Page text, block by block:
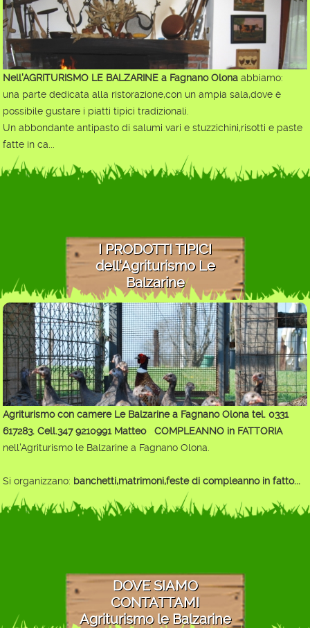
Nell'AGRITURISMO LE BALZARINE a Fagnano Olona abbiamo:
una parte dedicata alla ristorazione,con un ampia sala,dove è
possibile gustare i piatti tipici tradizionali.
Un abbondante antipasto di salumi vari e stuzzichini,risotti e paste
fatte in ca...
I PRODOTTI TIPICI
dell'Agriturismo Le
Balzarine
Agriturismo con camere Le Balzarine a Fagnano Olona tel. 0331
617283. Cell.347 9210991 Matteo
COMPLEANNO in FATTORIA
nell'Agriturismo le Balzarine a Fagnano Olona.
Si organizzano: banchetti,matrimoni,feste di compleanno in fatto...
DOVE SIAMO
CONTATTAMI
Agriturismo le Balzarine